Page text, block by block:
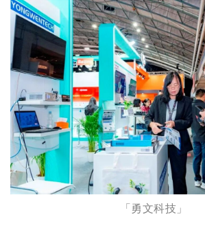
「勇文科技」